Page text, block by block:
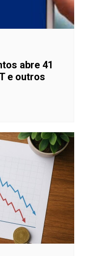
abre 41
e outros